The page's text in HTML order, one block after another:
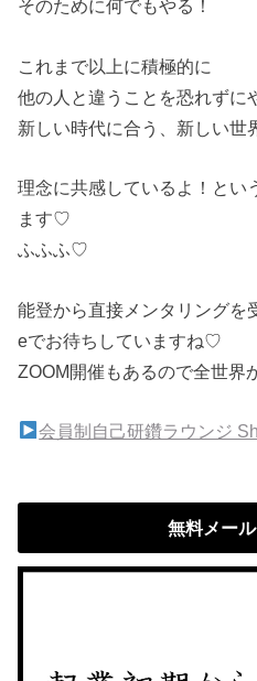
そのために何でもやる！
これまで以上に積極的に
他の人と違うことを恐れずに
新しい時代に合う、新しい世
理念に共感しているよ！とい
ます♡
ふふふ♡
能登から直接メンタリングを
eでお待ちしていますね♡
ZOOM開催もあるので全世
会員制自己研鑽ラウンジ
無料メー